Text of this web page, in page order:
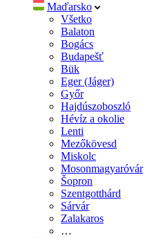
Maďarsko
Všetko
Balaton
Bogács
Budapešť
Bük
Eger (Jáger)
Győr
Hajdúszoboszló
Hévíz a okolie
Lenti
Mezőkövesd
Miskolc
Mosonmagyaróvár
Šopron
Szentgotthárd
Sárvár
Zalakaros
…